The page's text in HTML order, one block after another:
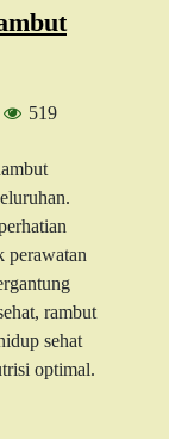
519
perawatan
rambut
sehat
optimal.